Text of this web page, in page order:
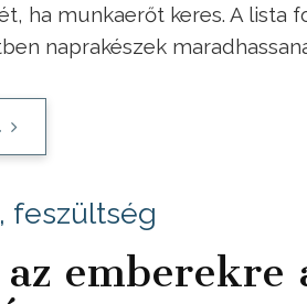
ha munkaerőt keres. A lista
naprakészek
feszültség
emberekre